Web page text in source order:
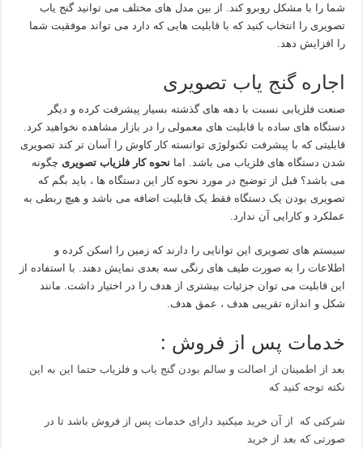
شما را با مشکل روبرو کند. از بین مدل های مختلف می توانید گنج یاب
تصویری را انتخاب کنید که با قابلیت هایی که دارد می تواند موفقیت شما
را افزایش دهد.
اجاره گنج یاب تصویری
صنعت فلزیابی نسبت با دهه های گذشته بسیار پیشرفت کرده و دیگر
دستگاه های ساده با قابلیت های معمولی را در بازار مشاهده نخواهید کرد.
قابلیتی که با پیشرفت تکنولوژی توانسته کار کاوش را آسان تر کند تصویری
شدن دستگاه های فلزیاب می باشد. اما نحوه کار فلزیاب تصویری چگونه
می باشد؟ قبل از توضیح در مورد نحوه کار این دستگاه ها ، باید بگم که
تصویری بودن یک دستگاه فقط یک قابلیت اضافه می باشد و هیچ ربطی به
عملکرد و کارایی آن ندارد.
سیستم های تصویری این توانایی را دارند که زمین را اسکن کرده و
اطلاعات را به صورت طیف های رنگی سه بعدی نمایش دهند. با استفاده از
این قابلیت می توان جزئیات بیشتری از هدف را در اختیار داشت. مانند
شکل و اندازه تقریبی هدف ، عمق هدف.
خدمات پس از فروش :
بعد از اطمینان از اصالت و سالم بودن گنج یاب و فلزیاب حتما این به این
نکته توجه کنید که
شرکتی که از آن خرید میکنید دارای خدمات پس از فروش باشد تا در
صورتی که بعد از خرید